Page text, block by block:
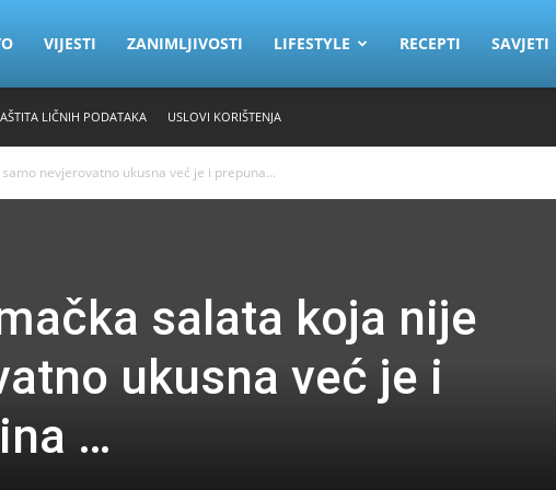
VIJESTI ZANIMLJIVOSTI LIFESTYLE RECEPTI SAVJETI
LIČNIH PODATAKA USLOVI KORIŠTENJA
nevjerovatno ukusna već je i prepuna...
salata koja nije
ukusna već je i
…